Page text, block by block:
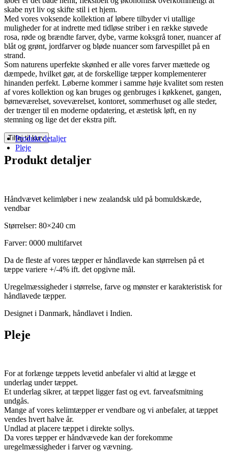
skabe nyt liv og skifte stil i et hjem.
Med vores voksende kollektion af løbere tilbyder vi utallige
muligheder for at indrette med tidløse striber i en række støvede
rosa, røde og brændte farver, dybe, varme koksgrå toner, nuancer af
blåt og grønt, jordfarver og bløde nuancer som farvespillet på en
strand.
Som naturens uperfekte skønhed er alle vores farver mættede og
dæmpede, hvilket gør, at de forskellige tæpper komplementerer
hinanden perfekt. Løberne kommer i samme høje kvalitet som resten
af vores kollektion og kan bruges og genbruges i køkkenet, gangen,
børneværelset, soveværelset, kontoret, sommerhuset og alle steder,
der trænger til en moderne opdatering, et æstetisk løft, en ny
stemning og lige det der ekstra pift.
Tilføj til kurv
Produkt detaljer
Pleje
Produkt detaljer
Håndvævet kelimløber i new zealandsk uld på bomuldskæde,
vendbar
Størrelser: 80×240 cm
Farver: 0000 multifarvet
Da de fleste af vores tæpper er håndlavede kan størrelsen på et
tæppe variere +/-4% ift. det opgivne mål.
Uregelmæssigheder i størrelse, farve og mønster er karakteristisk for
håndlavede tæpper.
Designet i Danmark, håndlavet i Indien.
Pleje
For at forlænge tæppets levetid anbefaler vi altid at lægge et
underlag under tæppet.
Et underlag sikrer, at tæppet ligger fast og evt. farveafsmitning
undgås.
Mange af vores kelimtæpper er vendbare og vi anbefaler, at tæppet
vendes hvert halve år.
Undlad at placere tæppet i direkte sollys.
Da vores tæpper er håndvævede kan der forekomme
uregelmæssigheder i farver og vævning.